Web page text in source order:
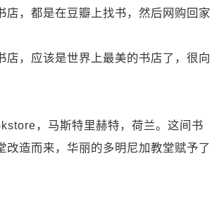
店，都是在豆瓣上找书，然后网购回家
店，应该是世界上最美的书店了，很向
，马斯特里赫特，荷兰。这间书
改造而来，华丽的多明尼加教堂赋予了